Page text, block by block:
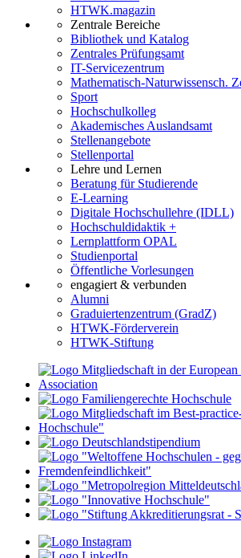
HTWK.magazin
Zentrale Bereiche
Bibliothek und Katalog
Zentrales Prüfungsamt
IT-Servicezentrum
Mathematisch-Naturwissensch.
Sport
Hochschulkolleg
Akademisches Auslandsamt
Stellenangebote
Stellenportal
Lehre und Lernen
Beratung für Studierende
E-Learning
Digitale Hochschullehre (IDLL)
Hochschuldidaktik +
Lernplattform OPAL
Studienportal
Öffentliche Vorlesungen
engagiert & verbunden
Alumni
Graduiertenzentrum (GradZ)
HTWK-Förderverein
HTWK-Stiftung